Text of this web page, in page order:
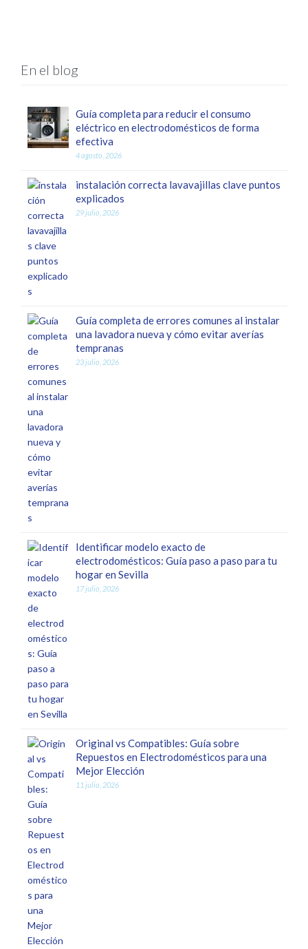
En el blog
Guía completa para reducir el consumo
eléctrico en electrodomésticos de forma
efectiva
4 agosto, 2026
instalación correcta lavavajillas clave puntos
explicados
29 julio, 2026
Guía completa de errores comunes al instalar
una lavadora nueva y cómo evitar averías
tempranas
23 julio, 2026
Identificar modelo exacto de
electrodomésticos: Guía paso a paso para tu
hogar en Sevilla
17 julio, 2026
Original vs Compatibles: Guía sobre
Repuestos en Electrodomésticos para una
Mejor Elección
11 julio, 2026